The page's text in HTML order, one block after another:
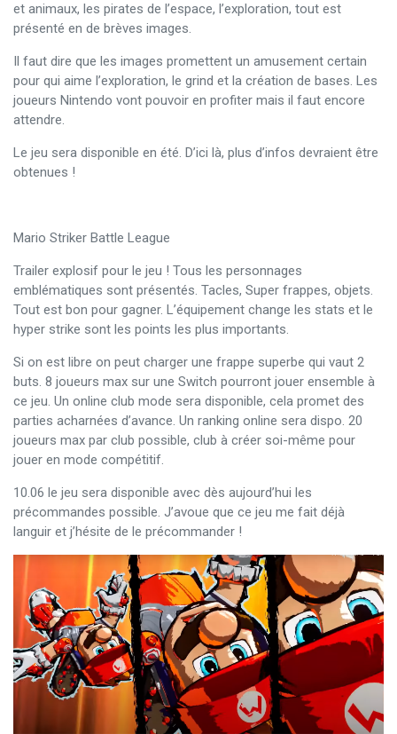
et animaux, les pirates de l’espace, l’exploration, tout est
présenté en de brèves images.
Il faut dire que les images promettent un amusement certain
pour qui aime l’exploration, le grind et la création de bases. Les
joueurs Nintendo vont pouvoir en profiter mais il faut encore
attendre.
Le jeu sera disponible en été. D’ici là, plus d’infos devraient être
obtenues !
Mario Striker Battle League
Trailer explosif pour le jeu ! Tous les personnages
emblématiques sont présentés. Tacles, Super frappes, objets.
Tout est bon pour gagner. L’équipement change les stats et le
hyper strike sont les points les plus importants.
Si on est libre on peut charger une frappe superbe qui vaut 2
buts. 8 joueurs max sur une Switch pourront jouer ensemble à
ce jeu. Un online club mode sera disponible, cela promet des
parties acharnées d’avance. Un ranking online sera dispo. 20
joueurs max par club possible, club à créer soi-même pour
jouer en mode compétitif.
10.06 le jeu sera disponible avec dès aujourd’hui les
précommandes possible. J’avoue que ce jeu me fait déjà
languir et j’hésite de le précommander !